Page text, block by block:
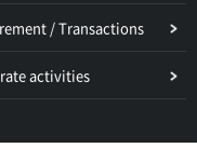
/ Transactions
activities